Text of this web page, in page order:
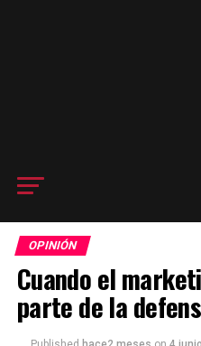
OPINIÓN
Cuando el
parte de la